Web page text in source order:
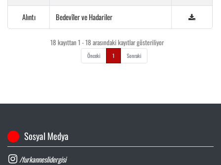
Alıntı Bedevîler ve Hadariler
18 kayıttan 1 - 18 arasındaki kayıtlar gösteriliyor
Önceki 1 Sonraki
Sosyal Medya
/furkanneslidergisi